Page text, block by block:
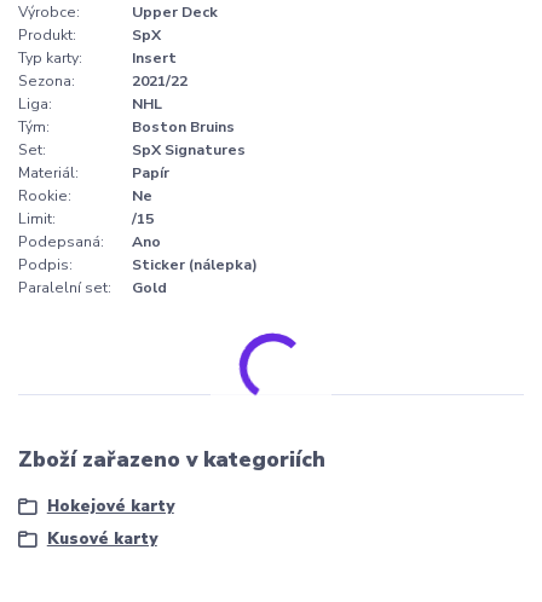
Výrobce:
Upper Deck
Produkt:
SpX
Typ karty:
Insert
Sezona:
2021/22
Liga:
NHL
Tým:
Boston Bruins
Set:
SpX Signatures
Materiál:
Papír
Rookie:
Ne
Limit:
/15
Podepsaná:
Ano
Podpis:
Sticker (nálepka)
Paralelní set:
Gold
Zboží zařazeno v kategoriích
Hokejové karty
Kusové karty